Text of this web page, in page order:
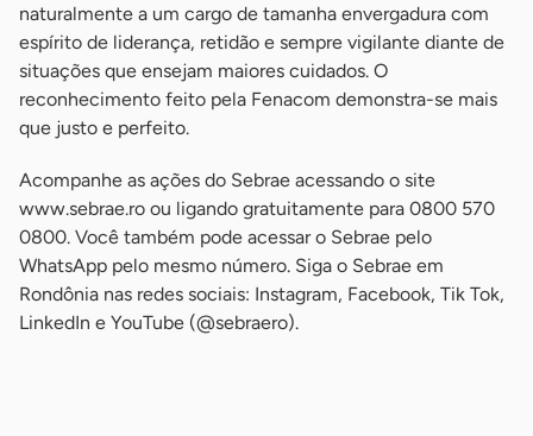
naturalmente a um cargo de tamanha envergadura com
espírito de liderança, retidão e sempre vigilante diante de
situações que ensejam maiores cuidados. O
reconhecimento feito pela Fenacom demonstra-se mais
que justo e perfeito.
Acompanhe as ações do Sebrae acessando o site
www.sebrae.ro ou ligando gratuitamente para 0800 570
0800. Você também pode acessar o Sebrae pelo
WhatsApp pelo mesmo número. Siga o Sebrae em
Rondônia nas redes sociais: Instagram, Facebook, Tik Tok,
LinkedIn e YouTube (@sebraero).